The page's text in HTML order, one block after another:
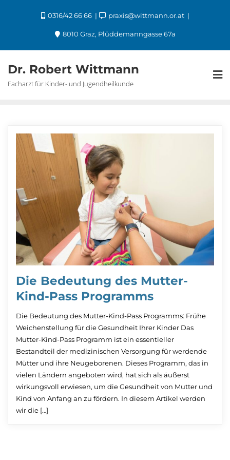
0316/42 66 66 praxis@wittmann.or.at
8010 Graz, Plüddemanngasse 67a
Dr. Robert Wittmann
Facharzt für Kinder- und Jugendheilkunde
Die Bedeutung des Mutter-
Kind-Pass Programms
Die Bedeutung des Mutter-Kind-Pass Programms: Frühe
Weichenstellung für die Gesundheit Ihrer Kinder Das
Mutter-Kind-Pass Programm ist ein essentieller
Bestandteil der medizinischen Versorgung für werdende
Mütter und ihre Neugeborenen. Dieses Programm, das in
vielen Ländern angeboten wird, hat sich als äußerst
wirkungsvoll erwiesen, um die Gesundheit von Mutter und
Kind von Anfang an zu fördern. In diesem Artikel werden
wir die […]